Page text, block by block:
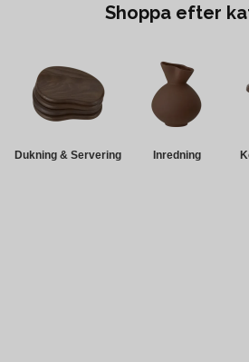
Shoppa efter
Dukning & Servering Inredning